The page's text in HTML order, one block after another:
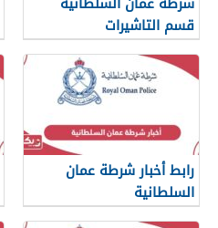
قسم التاشيرات
رابط أخبار شرطة عمان
السلطانية
www.rop.gov.om